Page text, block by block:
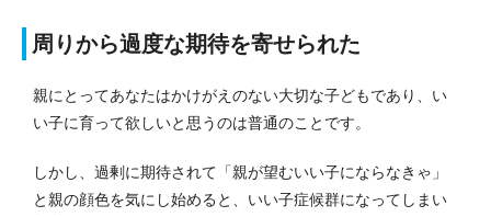
周りから過度な期待を寄せられた
親にとってあなたはかけがえのない大切な子どもであり、い
い子に育って欲しいと思うのは普通のことです。
しかし、過剰に期待されて「親が望むいい子にならなきゃ」
と親の顔色を気にし始めると、いい子症候群になってしまい